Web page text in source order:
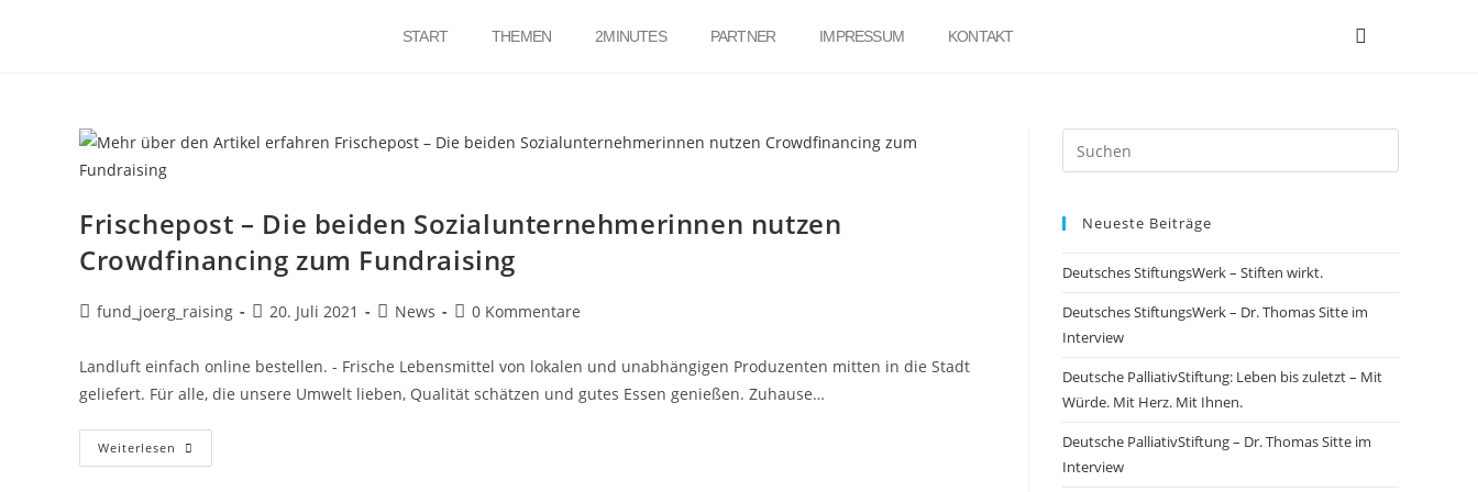
START THEMEN 2MINUTES PARTNER IMPRESSUM KONTAKT
Frischepost – Die beiden Sozialunternehmerinnen nutzen
Crowdfinancing zum Fundraising
fund_joerg_raising 20. Juli 2021 News 0 Kommentare
Landluft einfach online bestellen. - Frische Lebensmittel von lokalen und unabhängigen Produzenten mitten in die Stadt
geliefert. Für alle, die unsere Umwelt lieben, Qualität schätzen und gutes Essen genießen. Zuhause…
Weiterlesen
Neueste Beiträge
Deutsches StiftungsWerk – Stiften wirkt.
Deutsches StiftungsWerk – Dr. Thomas Sitte im
Interview
Deutsche PalliativStiftung: Leben bis zuletzt – Mit
Würde. Mit Herz. Mit Ihnen.
Deutsche PalliativStiftung – Dr. Thomas Sitte im
Interview